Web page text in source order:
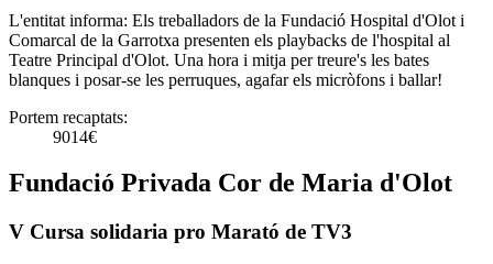
L'entitat informa: Els treballadors de la Fundació Hospital d'Olot i
Comarcal de la Garrotxa presenten els playbacks de l'hospital al
Teatre Principal d'Olot. Una hora i mitja per treure's les bates
blanques i posar-se les perruques, agafar els micròfons i ballar!
Portem recaptats:
9014€
Fundació Privada Cor de Maria d'Olot
V Cursa solidaria pro Marató de TV3